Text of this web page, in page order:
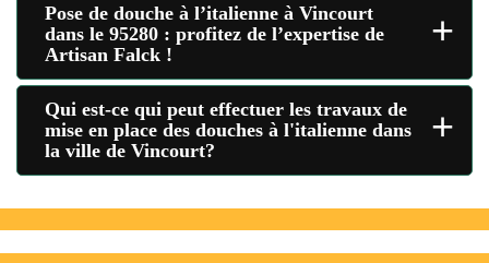
Pose de douche à l’italienne à Vincourt
dans le 95280 : profitez de l’expertise de
Artisan Falck !
+
Qui est-ce qui peut effectuer les travaux de
mise en place des douches à l'italienne dans
la ville de Vincourt?
+